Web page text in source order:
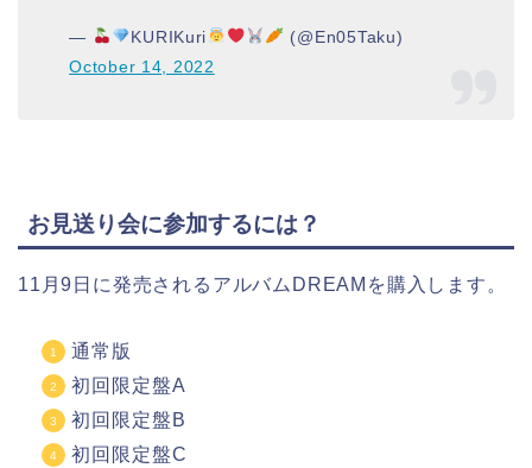
— KURIKuri
(@En05Taku)
October 14, 2022
お見送り会に参加するには？
11月9日に発売されるアルバムDREAMを購入します。
通常版
初回限定盤A
初回限定盤B
初回限定盤C